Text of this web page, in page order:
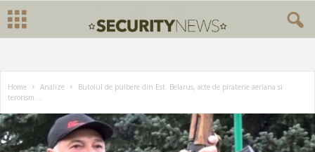
Home Analize
Butoiul de pulbere din Est. Belarus, acte de piraterie aeriana si
terorism....